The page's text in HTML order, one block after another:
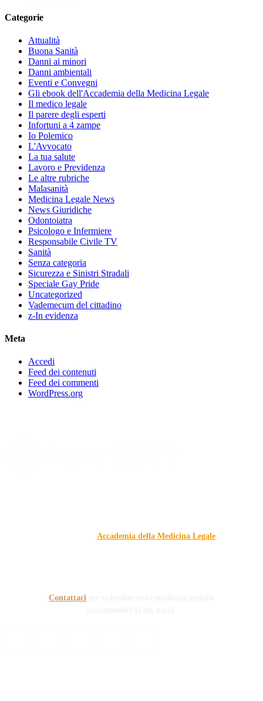
Categorie
Attualità
Buona Sanità
Danni ai minori
Danni ambientali
Eventi e Convegni
Gli ebook dell'Accademia della Medicina Legale
Il medico legale
Il parere degli esperti
Infortuni a 4 zampe
Io Polemico
L'Avvocato
La tua salute
Lavoro e Previdenza
Le altre rubriche
Malasanità
Medicina Legale News
News Giuridiche
Odontoiatra
Psicologo e Infermiere
Responsabile Civile TV
Sanità
Senza categoria
Sicurezza e Sinistri Stradali
Speciale Gay Pride
Uncategorized
Vademecum del cittadino
z-In evidenza
Meta
Accedi
Feed dei contenuti
Feed dei commenti
WordPress.org
Accademia della Medicina Legale
Contattaci